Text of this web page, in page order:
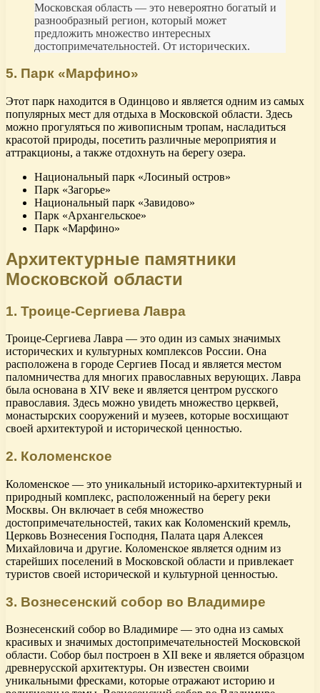
Московская область — это невероятно богатый и
разнообразный регион, который может
предложить множество интересных
достопримечательностей. От исторических.
5. Парк «Марфино»
Этот парк находится в Одинцово и является одним из самых
популярных мест для отдыха в Московской области. Здесь
можно прогуляться по живописным тропам, насладиться
красотой природы, посетить различные мероприятия и
аттракционы, а также отдохнуть на берегу озера.
Национальный парк «Лосиный остров»
Парк «Загорье»
Национальный парк «Завидово»
Парк «Архангельское»
Парк «Марфино»
Архитектурные памятники
Московской области
1. Троице-Сергиева Лавра
Троице-Сергиева Лавра — это один из самых значимых
исторических и культурных комплексов России. Она
расположена в городе Сергиев Посад и является местом
паломничества для многих православных верующих. Лавра
была основана в XIV веке и является центром русского
православия. Здесь можно увидеть множество церквей,
монастырских сооружений и музеев, которые восхищают
своей архитектурой и исторической ценностью.
2. Коломенское
Коломенское — это уникальный историко-архитектурный и
природный комплекс, расположенный на берегу реки
Москвы. Он включает в себя множество
достопримечательностей, таких как Коломенский кремль,
Церковь Вознесения Господня, Палата царя Алексея
Михайловича и другие. Коломенское является одним из
старейших поселений в Московской области и привлекает
туристов своей исторической и культурной ценностью.
3. Вознесенский собор во Владимире
Вознесенский собор во Владимире — это одна из самых
красивых и значимых достопримечательностей Московской
области. Собор был построен в XII веке и является образцом
древнерусской архитектуры. Он известен своими
уникальными фресками, которые отражают историю и